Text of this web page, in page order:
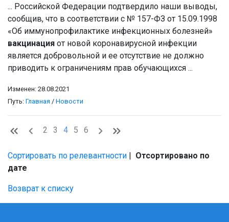
... Российской Федерации подтвердило наши выводы,
сообщив, что в соответствии с № 157-ФЗ от 15.09.1998
«Об иммунопрофилактике инфекционных болезней»
вакцинация от новой коронавирусной инфекции
является добровольной и ее отсутствие не должно
приводить к ограничениям прав обучающихся ...
Изменен: 28.08.2021
Путь: Главная / Новости
2 3 4 5 6
Сортировать по релевантности | Отсортировано по
дате
Возврат к списку